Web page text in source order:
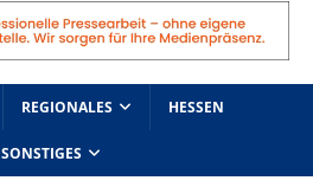
REGIONALES HESSEN
SONSTIGES